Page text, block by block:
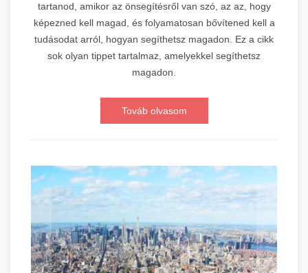
tartanod, amikor az önsegítésről van szó, az az, hogy
képezned kell magad, és folyamatosan bővítened kell a
tudásodat arról, hogyan segíthetsz magadon. Ez a cikk
sok olyan tippet tartalmaz, amelyekkel segíthetsz
magadon.
Továb olvasom